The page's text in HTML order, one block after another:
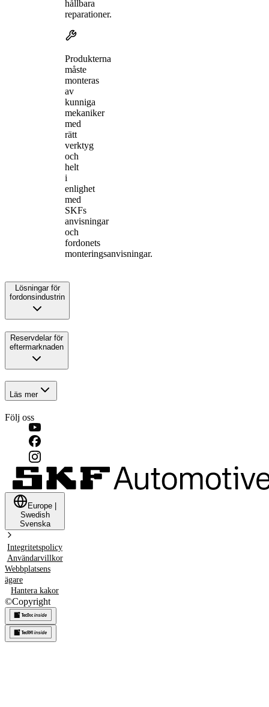
hållbara
reparationer.
Produkterna
måste
monteras
av
kunniga
mekaniker
med
rätt
verktyg
och
helt
i
enlighet
med
SKFs
anvisningar
och
fordonets
monteringsanvisningar.
Lösningar för
fordonsindustrin
Reservdelar för
eftermarknaden
Läs mer
Följ oss
Europe
Swedish
Svenska
Integritetspolicy
Användarvillkor
Webbplatsens
ägare
Hantera kakor
©Copyright